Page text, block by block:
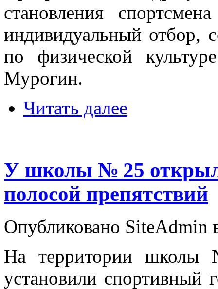
становления
индивидуальный отбор,
по физической
Мурогин.
Читать далее
У школы № 25
полосой препятствий
Опубликовано SiteAdmin
На территории
установили спортивный